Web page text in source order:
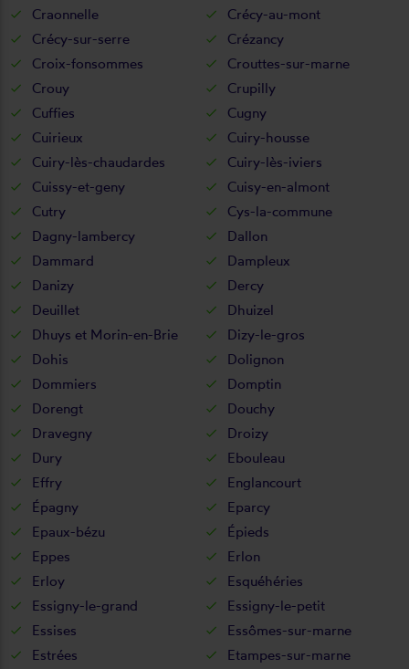
Craonnelle
Crécy-au-mont
Crécy-sur-serre
Crézancy
Croix-fonsommes
Crouttes-sur-marne
Crouy
Crupilly
Cuffies
Cugny
Cuirieux
Cuiry-housse
Cuiry-lès-chaudardes
Cuiry-lès-iviers
Cuissy-et-geny
Cuisy-en-almont
Cutry
Cys-la-commune
Dagny-lambercy
Dallon
Dammard
Dampleux
Danizy
Dercy
Deuillet
Dhuizel
Dhuys et Morin-en-Brie
Dizy-le-gros
Dohis
Dolignon
Dommiers
Domptin
Dorengt
Douchy
Dravegny
Droizy
Dury
Ebouleau
Effry
Englancourt
Épagny
Eparcy
Epaux-bézu
Épieds
Eppes
Erlon
Erloy
Esquéhéries
Essigny-le-grand
Essigny-le-petit
Essises
Essômes-sur-marne
Estrées
Etampes-sur-marne